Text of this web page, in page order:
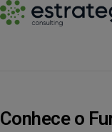
Conhece o